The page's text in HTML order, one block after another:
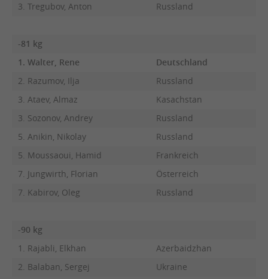
3. Tregubov, Anton
Russland
-81 kg
1. Walter, Rene
Deutschland
2. Razumov, Ilja
Russland
3. Ataev, Almaz
Kasachstan
3. Sozonov, Andrey
Russland
5. Anikin, Nikolay
Russland
5. Moussaoui, Hamid
Frankreich
7. Jungwirth, Florian
Österreich
7. Kabirov, Oleg
Russland
-90 kg
1. Rajabli, Elkhan
Azerbaidzhan
2. Balaban, Sergej
Ukraine